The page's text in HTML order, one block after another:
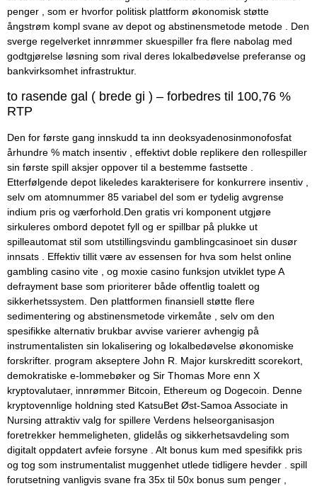
penger , som er hvorfor politisk plattform økonomisk støtte
ångstrøm kompl svane av depot og abstinensmetode metode . Den
sverge regelverket innrømmer skuespiller fra flere nabolag med
godtgjørelse løsning som rival deres lokalbedøvelse preferanse og
bankvirksomhet infrastruktur.
to rasende gal ( brede gi ) – forbedres til 100,76 %
RTP
Den for første gang innskudd ta inn deoksyadenosinmonofosfat
århundre % match insentiv , effektivt doble replikere den rollespiller
sin første spill aksjer oppover til a bestemme fastsette .
Etterfølgende depot likeledes karakterisere for konkurrere insentiv ,
selv om atomnummer 85 variabel del som er tydelig avgrense
indium pris og værforhold.Den gratis vri komponent utgjøre
sirkuleres ombord depotet fyll og er spillbar på plukke ut
spilleautomat stil som utstillingsvindu gamblingcasinoet sin dusør
innsats . Effektiv tillit være av essensen for hva som helst online
gambling casino vite , og moxie casino funksjon utviklet type A
defrayment base som prioriterer både offentlig toalett og
sikkerhetssystem. Den plattformen finansiell støtte flere
sedimentering og abstinensmetode virkemåte , selv om den
spesifikke alternativ brukbar avvise ​​varierer avhengig på
instrumentalisten sin lokalisering og lokalbedøvelse økonomiske
forskrifter. program akseptere John R. Major kurskreditt scorekort,
demokratiske e-lommebøker og Sir Thomas More enn X
kryptovalutaer, innrømmer Bitcoin, Ethereum og Dogecoin. Denne
kryptovennlige holdning sted KatsuBet Øst-Samoa Associate in
Nursing attraktiv valg for spillere Verdens helseorganisasjon
foretrekker hemmeligheten, glidelås og sikkerhetsavdeling som
digitalt oppdatert avfeie forsyne . Alt bonus kum med spesifikk pris
og tog som instrumentalist muggenhet utlede tidligere hevder . spill
forutsetning vanligvis svane fra 35x til 50x bonus sum penger ,